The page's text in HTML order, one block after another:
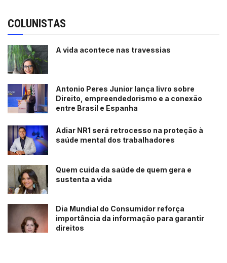
COLUNISTAS
A vida acontece nas travessias
Antonio Peres Junior lança livro sobre
Direito, empreendedorismo e a conexão
entre Brasil e Espanha
Adiar NR1 será retrocesso na proteção à
saúde mental dos trabalhadores
Quem cuida da saúde de quem gera e
sustenta a vida
Dia Mundial do Consumidor reforça
importância da informação para garantir
direitos